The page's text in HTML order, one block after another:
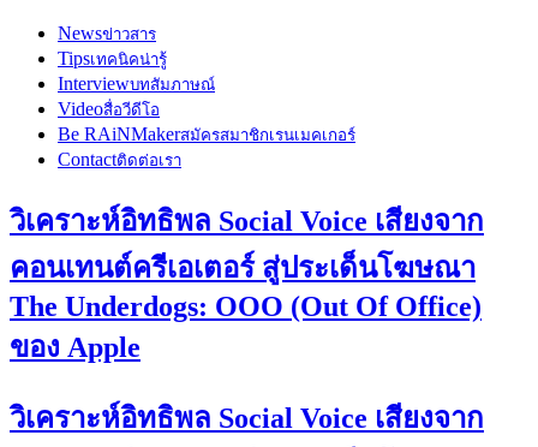
Newsข่าวสาร
Tipsเทคนิคน่ารู้
Interviewบทสัมภาษณ์
Videoสื่อวีดีโอ
Be RAiNMakerสมัครสมาชิกเรนเมคเกอร์
Contactติดต่อเรา
วิเคราะห์อิทธิพล Social Voice เสียงจาก
คอนเทนต์ครีเอเตอร์ สู่ประเด็นโฆษณา
The Underdogs: OOO (Out Of Office)
ของ Apple
วิเคราะห์อิทธิพล Social Voice เสียงจาก